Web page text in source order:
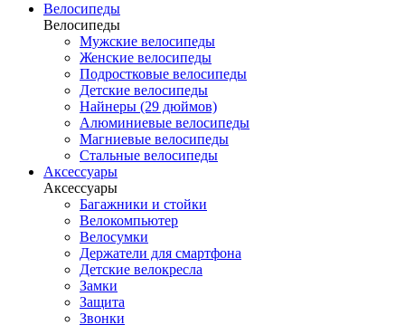
Велосипеды
Велосипеды
Мужские велосипеды
Женские велосипеды
Подростковые велосипеды
Детские велосипеды
Найнеры (29 дюймов)
Алюминиевые велосипеды
Магниевые велосипеды
Стальные велосипеды
Аксессуары
Аксессуары
Багажники и стойки
Велокомпьютер
Велосумки
Держатели для смартфона
Детские велокресла
Замки
Защита
Звонки